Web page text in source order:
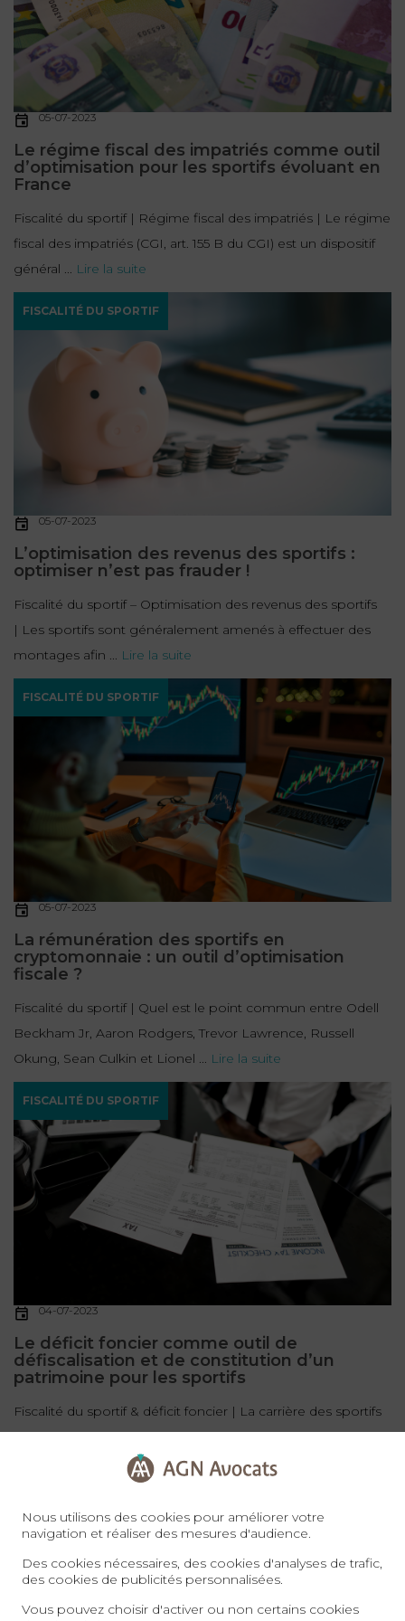
05-07-2023
Le régime fiscal des impatriés comme outil
d’optimisation pour les sportifs évoluant en
France
Fiscalité du sportif | Régime fiscal des impatriés | Le régime
fiscal des impatriés (CGI, art. 155 B du CGI) est un dispositif
général ... Lire la suite
FISCALITÉ DU SPORTIF
05-07-2023
L’optimisation des revenus des sportifs :
optimiser n’est pas frauder !
Fiscalité du sportif – Optimisation des revenus des sportifs
| Les sportifs sont généralement amenés à effectuer des
montages afin ... Lire la suite
FISCALITÉ DU SPORTIF
05-07-2023
La rémunération des sportifs en
cryptomonnaie : un outil d’optimisation
fiscale ?
Fiscalité du sportif | Quel est le point commun entre Odell
Beckham Jr, Aaron Rodgers, Trevor Lawrence, Russell
Okung, Sean Culkin et Lionel ... Lire la suite
FISCALITÉ DU SPORTIF
04-07-2023
Le déficit foncier comme outil de
défiscalisation et de constitution d’un
patrimoine pour les sportifs
Fiscalité du sportif & déficit foncier | La carrière des sportifs
a généralement une durée relativement courte. En
Lire la suite
Nous utilisons des cookies pour améliorer votre
navigation et réaliser des mesures d'audience.
Des cookies nécessaires, des cookies d'analyses de trafic,
des cookies de publicités personnalisées.
Vous pouvez choisir d'activer ou non certains cookies